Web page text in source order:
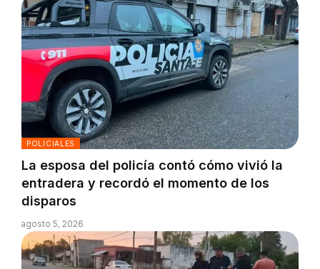
POLICIALES
La esposa del policía contó cómo vivió la
entradera y recordó el momento de los
disparos
agosto 5, 2026